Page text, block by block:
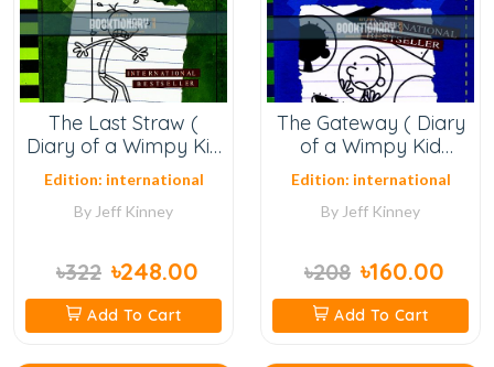
The Last Straw (
Diary of a Wimpy Kid
Series, Book 3 )
Edition: international
By Jeff Kinney
৳322 ৳248.00
Add To Cart
The Gateway ( Diary
of a Wimpy Kid
Series, Book 12 )
(Normal Quality)
Edition: international
By Jeff Kinney
৳208 ৳160.00
Add To Cart